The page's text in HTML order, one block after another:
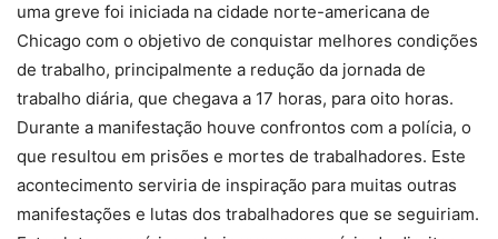
uma greve foi iniciada na cidade norte-americana de
Chicago com o objetivo de conquistar melhores condições
de trabalho, principalmente a redução da jornada de
trabalho diária, que chegava a 17 horas, para oito horas.
Durante a manifestação houve confrontos com a polícia, o
que resultou em prisões e mortes de trabalhadores. Este
acontecimento serviria de inspiração para muitas outras
manifestações e lutas dos trabalhadores que se seguiriam.